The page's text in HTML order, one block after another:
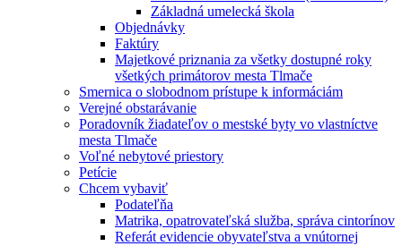
Základná umelecká škola
Objednávky
Faktúry
Majetkové priznania za všetky dostupné roky
všetkých primátorov mesta Tlmače
Smernica o slobodnom prístupe k informáciám
Verejné obstarávanie
Poradovník žiadateľov o mestské byty vo vlastníctve
mesta Tlmače
Voľné nebytové priestory
Petície
Chcem vybaviť
Podateľňa
Matrika, opatrovateľská služba, správa cintorínov
Referát evidencie obyvateľstva a vnútornej